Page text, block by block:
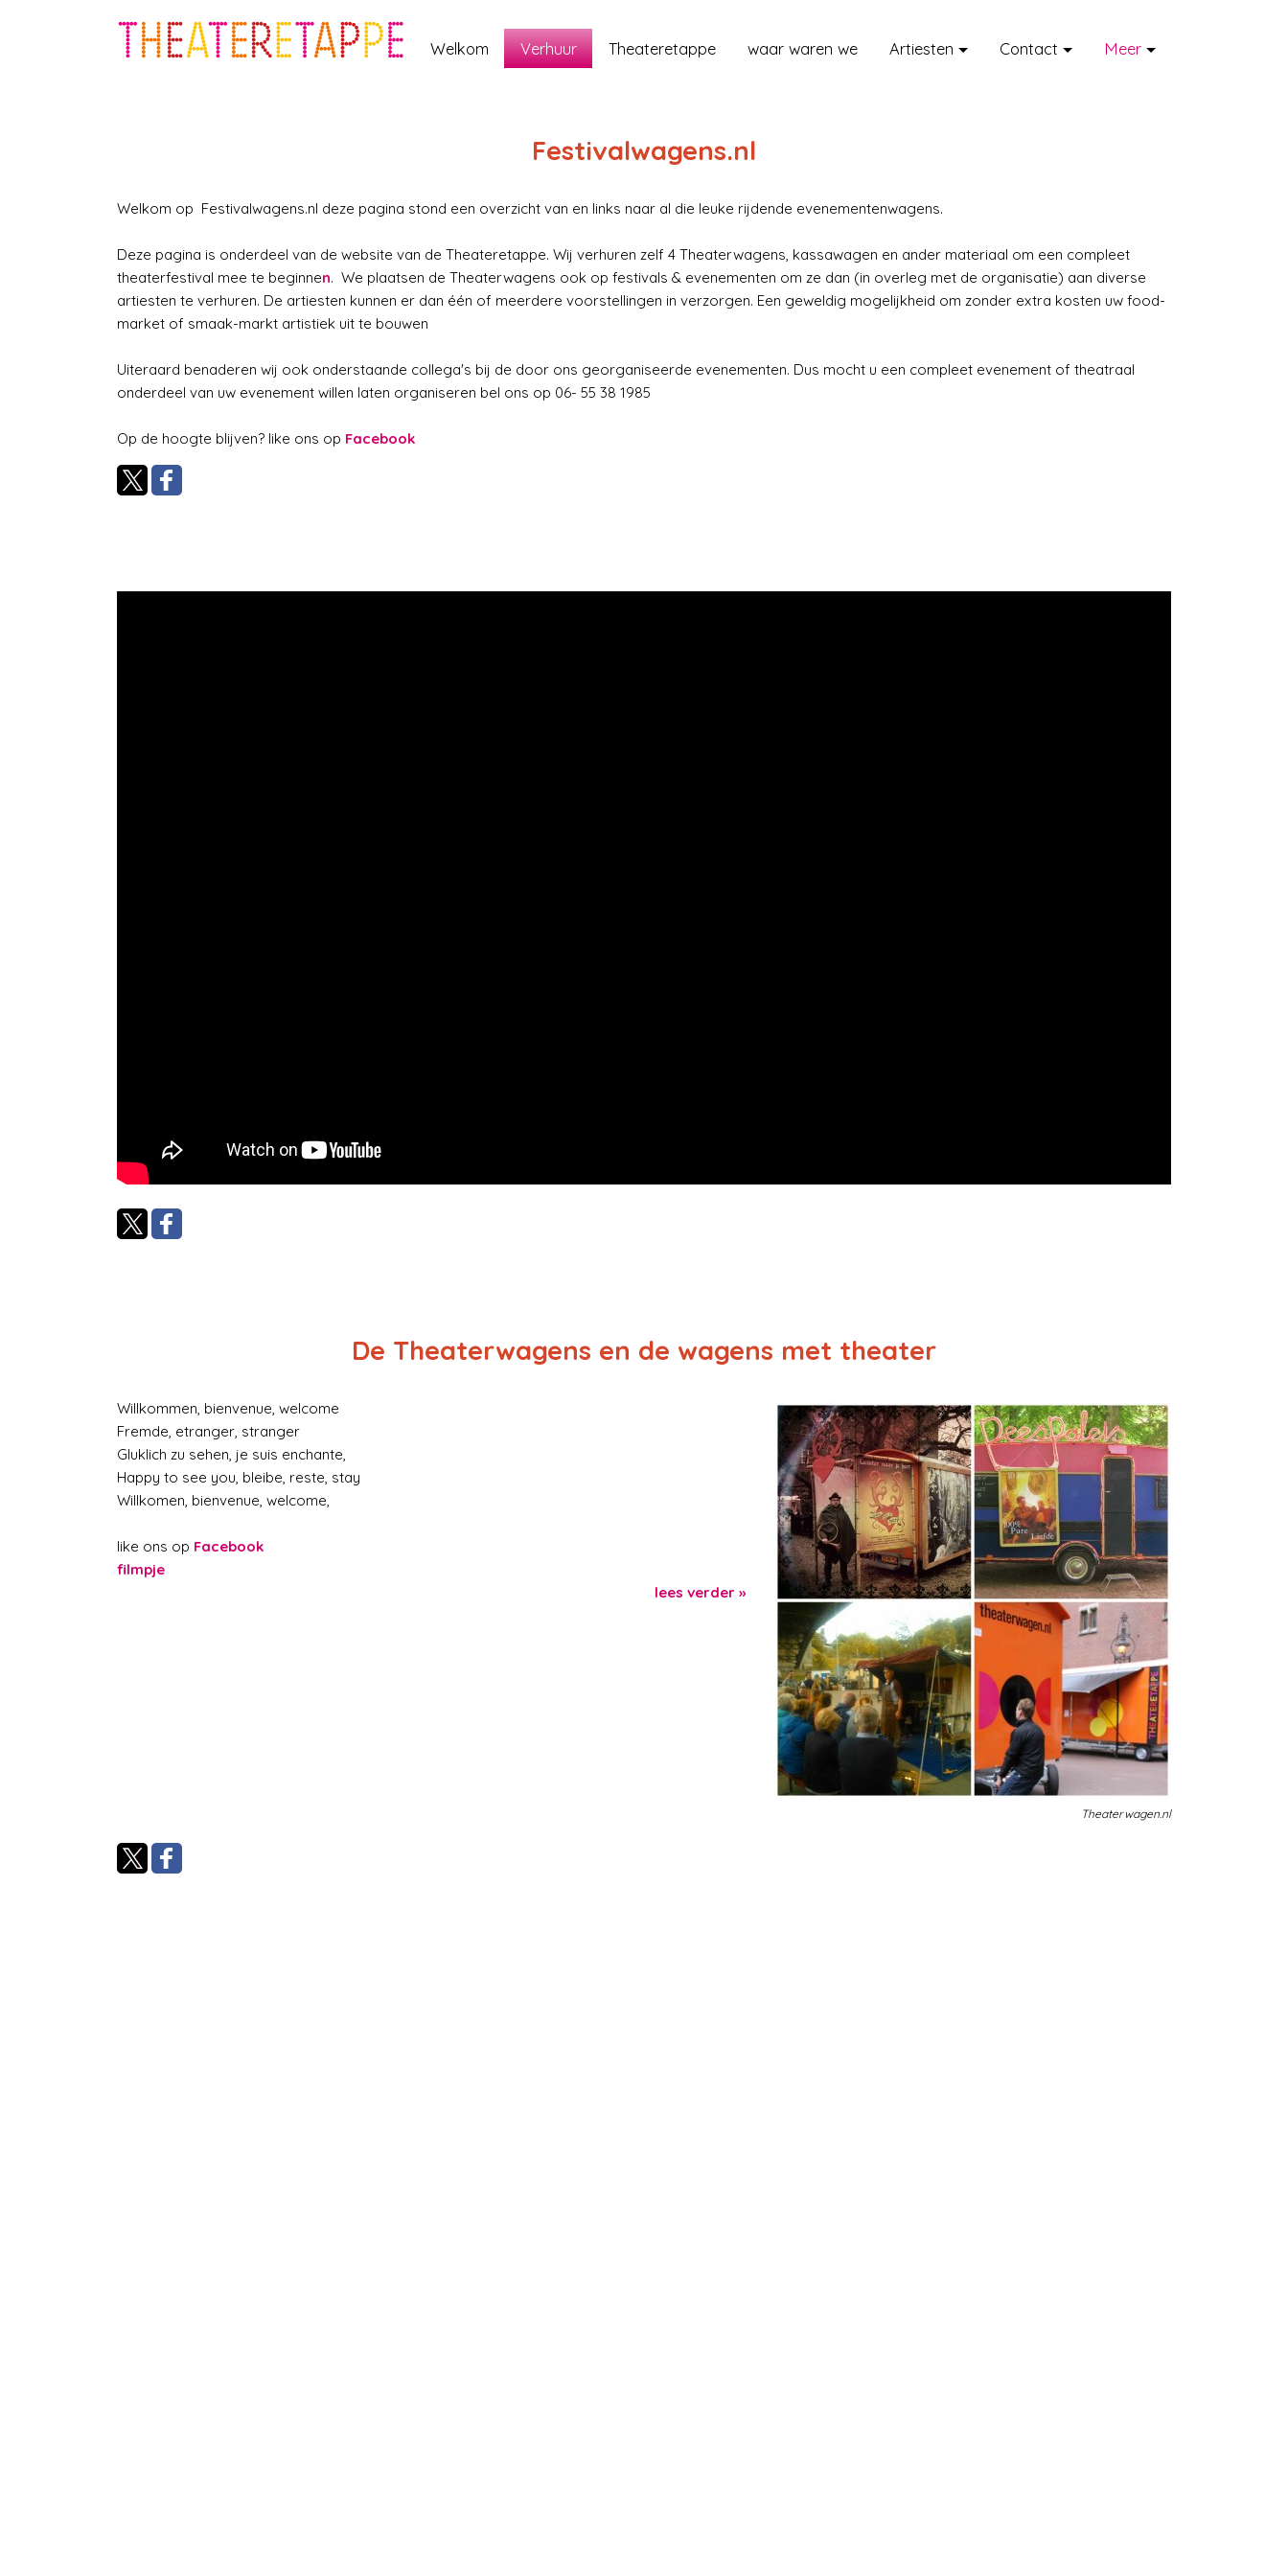
Welkom Verhuur Theateretappe waar waren we Artiesten Contact Meer
Festivalwagens.nl
Welkom op Festivalwagens.nl deze pagina stond een overzicht van en links naar al die leuke rijdende evenementenwagens.
Deze pagina is onderdeel van de website van de Theateretappe. Wij verhuren zelf 4 Theaterwagens, kassawagen en ander materiaal om een compleet
theaterfestival mee te beginnen. We plaatsen de Theaterwagens ook op festivals & evenementen om ze dan (in overleg met de organisatie) aan diverse
artiesten te verhuren. De artiesten kunnen er dan één of meerdere voorstellingen in verzorgen. Een geweldig mogelijkheid om zonder extra kosten uw food-
market of smaak-markt artistiek uit te bouwen
Uiteraard benaderen wij ook onderstaande collega's bij de door ons georganiseerde evenementen. Dus mocht u een compleet evenement of theatraal
onderdeel van uw evenement willen laten organiseren bel ons op 06- 55 38 1985
Op de hoogte blijven? like ons op Facebook
De Theaterwagens en de wagens met theater
Theaterwagen.nl
Willkommen, bienvenue, welcome
Fremde, etranger, stranger
Gluklich zu sehen, je suis enchante,
Happy to see you, bleibe, reste, stay
Willkomen, bienvenue, welcome,
like ons op Facebook
filmpje
lees verder »